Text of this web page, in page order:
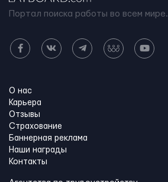
Портал поиска работы во всем мире.
О нас
Карьера
Отзывы
Страхование
Баннерная реклама
Наши награды
Контакты